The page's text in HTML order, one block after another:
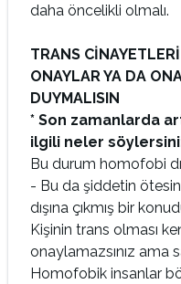
daha öncelikli olmalı.
TRANS CİNAYETLERİ
ONAYLAR YA DA
DUYMALISIN
* Son zamanlarda
ilgili neler
Bu durum homofobi
- Bu da şiddetin
dışına çıkmış bir
Kişinin trans olması
onaylamazsınız ama
Homofobik insanlar